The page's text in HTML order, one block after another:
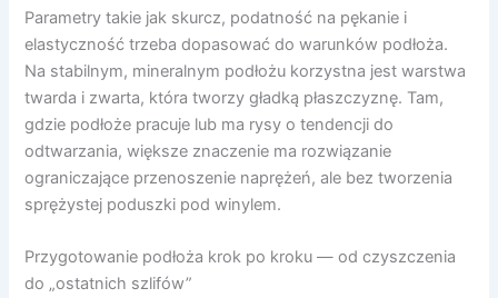
Parametry takie jak skurcz, podatność na pękanie i
elastyczność trzeba dopasować do warunków podłoża.
Na stabilnym, mineralnym podłożu korzystna jest warstwa
twarda i zwarta, która tworzy gładką płaszczyznę. Tam,
gdzie podłoże pracuje lub ma rysy o tendencji do
odtwarzania, większe znaczenie ma rozwiązanie
ograniczające przenoszenie naprężeń, ale bez tworzenia
sprężystej poduszki pod winylem.
Przygotowanie podłoża krok po kroku — od czyszczenia
do „ostatnich szlifów”